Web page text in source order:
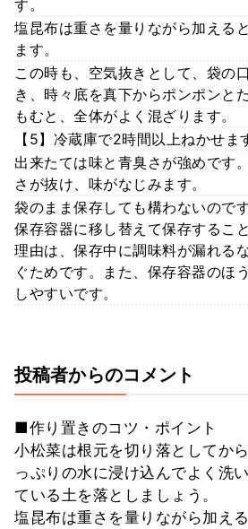
す。
塩昆布は重さを量りながら加える
ます。
この時も、空気抜きとして、袋の
き、時々底を真下からポンポンと
もむと、全体がよく混ざります。
【5】冷蔵庫で2時間以上ねかせま
出来たては味と青臭さが強めです
さが抜け、味がなじみます。
袋のまま保存しても構わないので
保存容器に移し替えて保存するこ
理由は、保存中に調味料が漏れる
ぐためです。また、保存容器のほ
しやすいです。
投稿者からのコメント
■作り置きのコツ・ポイント
小松菜は根元を切り落としてか
っぷりの水に浸け込んでよく洗
ている土を落としましょう。
塩昆布は重さを量りながら加え